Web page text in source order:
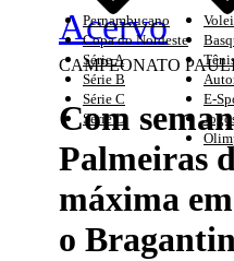
Pernambucano
Copa do Nordeste
Série A
Série B
Série C
Série D
E-
Acervo
CAMPEONATO
Com
Palmeiras
máxima
o